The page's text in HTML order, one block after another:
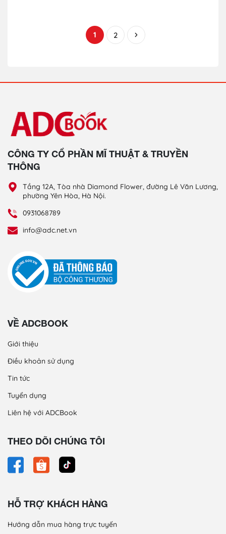
1 2
CÔNG TY CỔ PHẦN MĨ THUẬT & TRUYỀN
THÔNG
Tầng 12A, Tòa nhà Diamond Flower, đường Lê Văn Lương,
phường Yên Hòa, Hà Nội.
0931068789
info@adc.net.vn
VỀ ADCBOOK
Giới thiệu
Điều khoản sử dụng
Tin tức
Tuyển dụng
Liên hệ với ADCBook
THEO DÕI CHÚNG TÔI
HỖ TRỢ KHÁCH HÀNG
Hướng dẫn mua hàng trực tuyến